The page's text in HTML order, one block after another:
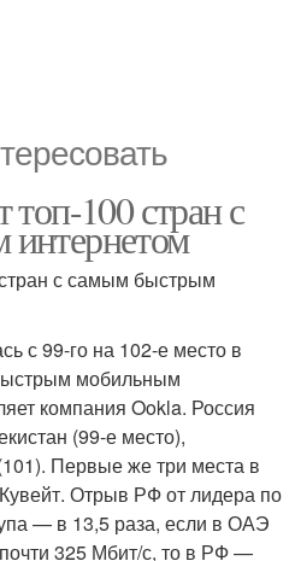
топ-100 стран с
с самым быстрым
с 99-го на 102-е место в
мобильным
компания Ookla. Россия
(99-е место),
Первые же три места в
Отрыв РФ от лидера по
— в 13,5 раза, если в ОАЭ
325 Мбит/с, то в РФ —